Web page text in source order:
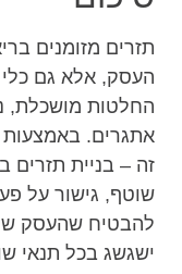
תזרים מזומנים
העסק, אלא גם
החלטות מושכלת,
אתגרים. באמצעות
זה – בניית תזרים
שוטף, גישור על
להבטיח שהעסק
ישגשג בכל תנאי